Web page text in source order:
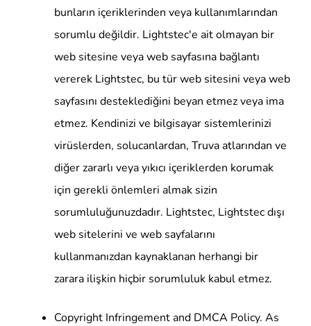
bunların içeriklerinden veya kullanımlarından
sorumlu değildir. Lightstec'e ait olmayan bir
web sitesine veya web sayfasına bağlantı
vererek Lightstec, bu tür web sitesini veya web
sayfasını desteklediğini beyan etmez veya ima
etmez. Kendinizi ve bilgisayar sistemlerinizi
virüslerden, solucanlardan, Truva atlarından ve
diğer zararlı veya yıkıcı içeriklerden korumak
için gerekli önlemleri almak sizin
sorumluluğunuzdadır. Lightstec, Lightstec dışı
web sitelerini ve web sayfalarını
kullanmanızdan kaynaklanan herhangi bir
zarara ilişkin hiçbir sorumluluk kabul etmez.
Copyright Infringement and DMCA Policy. As